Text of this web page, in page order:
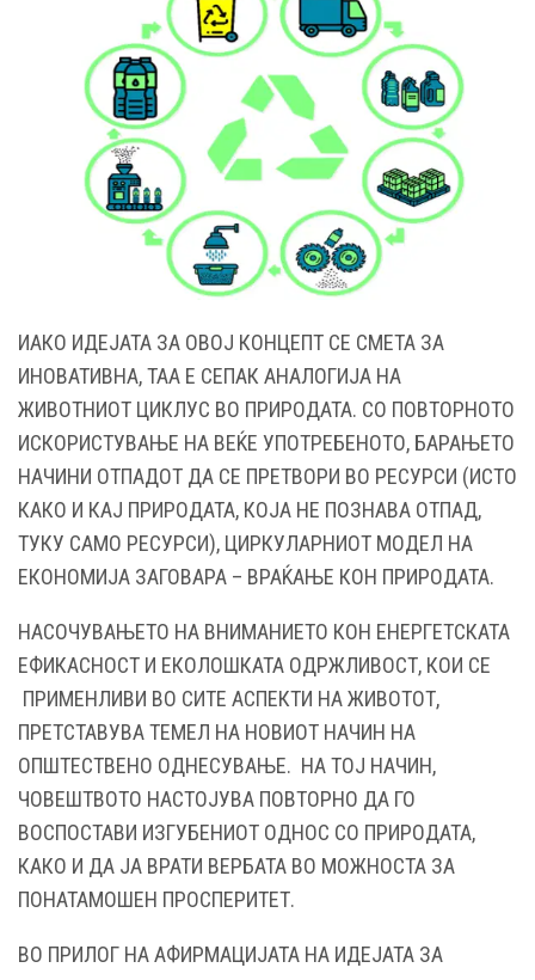
ИАКО ИДЕЈАТА ЗА ОВОЈ КОНЦЕПТ СЕ СМЕТА ЗА
ИНОВАТИВНА, ТАА Е СЕПАК АНАЛОГИЈА НА
ЖИВОТНИОТ ЦИКЛУС ВО ПРИРОДАТА. СО ПОВТОРНОТО
ИСКОРИСТУВАЊЕ НА ВЕЌЕ УПОТРЕБЕНОТО, БАРАЊЕТО
НАЧИНИ ОТПАДОТ ДА СЕ ПРЕТВОРИ ВО РЕСУРСИ (ИСТО
КАКО И КАЈ ПРИРОДАТА, КОЈА НЕ ПОЗНАВА ОТПАД,
ТУКУ САМО РЕСУРСИ), ЦИРКУЛАРНИОТ МОДЕЛ НА
ЕКОНОМИЈА ЗАГОВАРА – ВРАЌАЊЕ КОН ПРИРОДАТА.
НАСОЧУВАЊЕТО НА ВНИМАНИЕТО КОН ЕНЕРГЕТСКАТА
ЕФИКАСНОСТ И ЕКОЛОШКАТА ОДРЖЛИВОСТ, КОИ СЕ
ПРИМЕНЛИВИ ВО СИТЕ АСПЕКТИ НА ЖИВОТОТ,
ПРЕТСТАВУВА ТЕМЕЛ НА НОВИОТ НАЧИН НА
ОПШТЕСТВЕНО ОДНЕСУВАЊЕ. НА ТОЈ НАЧИН,
ЧОВЕШТВОТО НАСТОЈУВА ПОВТОРНО ДА ГО
ВОСПОСТАВИ ИЗГУБЕНИОТ ОДНОС СО ПРИРОДАТА,
КАКО И ДА ЈА ВРАТИ ВЕРБАТА ВО МОЖНОСТА ЗА
ПОНАТАМОШЕН ПРОСПЕРИТЕТ.
ВО ПРИЛОГ НА АФИРМАЦИЈАТА НА ИДЕЈАТА ЗА